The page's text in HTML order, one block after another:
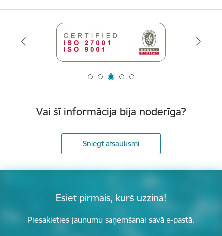
Vai šī informācija bija noderīga?
Sniegt atsauksmi
Esiet pirmais, kurš uzzina!
Piesakieties jaunumu saņemšanai savā e-pastā.